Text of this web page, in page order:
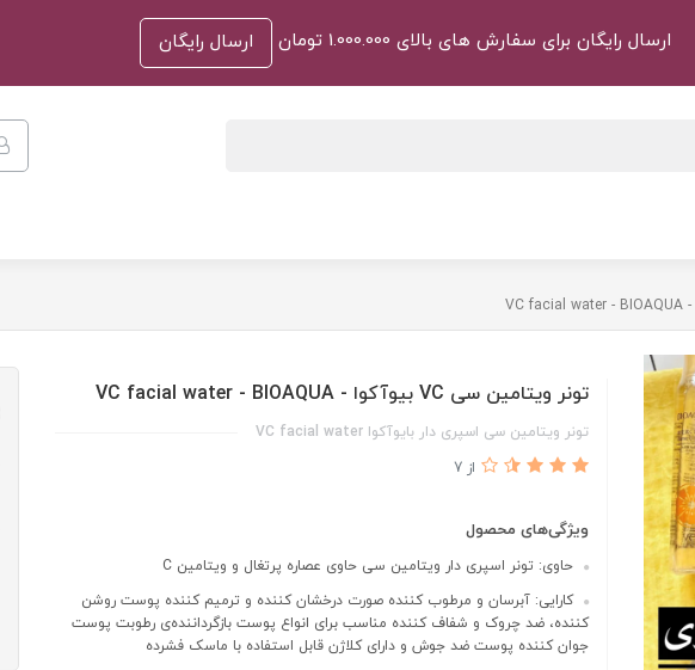
ارسال رایگان برای سفارش های بالای 1.000.000 تومان ارسال رایگان
تونر ویتامین سی VC بیوآکوا - VC facial water - BIOAQUA
تونر ویتامین سی اسپری دار بایوآکوا VC facial water
از 7
ویژگی‌های محصول
حاوی: تونر اسپری دار ویتامین سی حاوی عصاره پرتغال و ویتامین C
کارایی: آبرسان و مرطوب کننده صورت درخشان کننده و ترمیم کننده پوست روشن
کننده، ضد چروک و شفاف کننده مناسب برای انواع پوست بازگرداننده‌ی رطوبت پوست
جوان کننده پوست ضد جوش و دارای کلاژن قابل استفاده با ماسک فشرده